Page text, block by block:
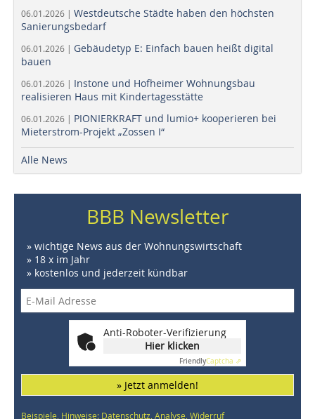
06.01.2026 | Westdeutsche Städte haben den höchsten
Sanierungsbedarf
06.01.2026 | Gebäudetyp E: Einfach bauen heißt digital
bauen
06.01.2026 | Instone und Hofheimer Wohnungsbau
realisieren Haus mit Kindertagesstätte
06.01.2026 | PIONIERKRAFT und lumio+ kooperieren bei
Mieterstrom-Projekt „Zossen I“
Alle News
BBB Newsletter
» wichtige News aus der Wohnungswirtschaft
» 18 x im Jahr
» kostenlos und jederzeit kündbar
Anti-Roboter-Verifizierung
Hier klicken
FriendlyCaptcha ⇗
» Jetzt anmelden!
Beispiele, Hinweise: Datenschutz, Analyse, Widerruf